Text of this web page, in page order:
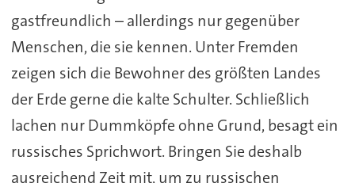
gastfreundlich – allerdings nur gegenüber
Menschen, die sie kennen. Unter Fremden
zeigen sich die Bewohner des größten Landes
der Erde gerne die kalte Schulter. Schließlich
lachen nur Dummköpfe ohne Grund, besagt ein
russisches Sprichwort. Bringen Sie deshalb
ausreichend Zeit mit, um zu russischen